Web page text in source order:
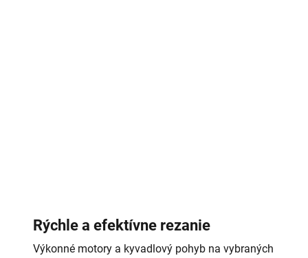
Rýchle a efektívne rezanie
Výkonné motory a kyvadlový pohyb na vybraných